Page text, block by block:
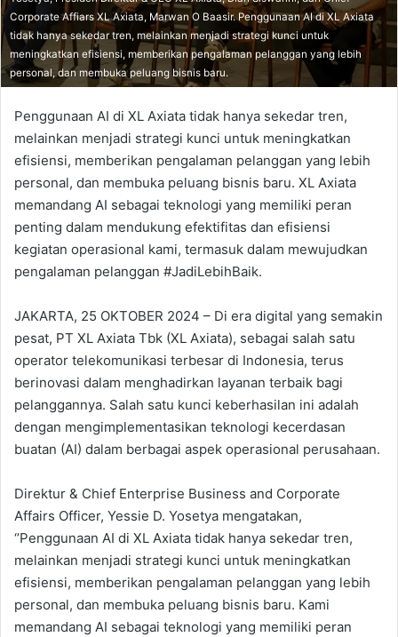
Corporate Affiars XL Axiata, Marwan O Baasir. Penggunaan AI di XL Axiata
tidak hanya sekedar tren, melainkan menjadi strategi kunci untuk
meningkatkan efisiensi, memberikan pengalaman pelanggan yang lebih
personal, dan membuka peluang bisnis baru.
Penggunaan AI di XL Axiata tidak hanya sekedar tren,
melainkan menjadi strategi kunci untuk meningkatkan
efisiensi, memberikan pengalaman pelanggan yang lebih
personal, dan membuka peluang bisnis baru. XL Axiata
memandang AI sebagai teknologi yang memiliki peran
penting dalam mendukung efektifitas dan efisiensi
kegiatan operasional kami, termasuk dalam mewujudkan
pengalaman pelanggan #JadiLebihBaik.
JAKARTA, 25 OKTOBER 2024 – Di era digital yang semakin
pesat, PT XL Axiata Tbk (XL Axiata), sebagai salah satu
operator telekomunikasi terbesar di Indonesia, terus
berinovasi dalam menghadirkan layanan terbaik bagi
pelanggannya. Salah satu kunci keberhasilan ini adalah
dengan mengimplementasikan teknologi kecerdasan
buatan (AI) dalam berbagai aspek operasional perusahaan.
Direktur & Chief Enterprise Business and Corporate
Affairs Officer, Yessie D. Yosetya mengatakan,
‘’Penggunaan AI di XL Axiata tidak hanya sekedar tren,
melainkan menjadi strategi kunci untuk meningkatkan
efisiensi, memberikan pengalaman pelanggan yang lebih
personal, dan membuka peluang bisnis baru. Kami
memandang AI sebagai teknologi yang memiliki peran